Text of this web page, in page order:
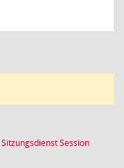
SitzungsdienstSession(Wird in